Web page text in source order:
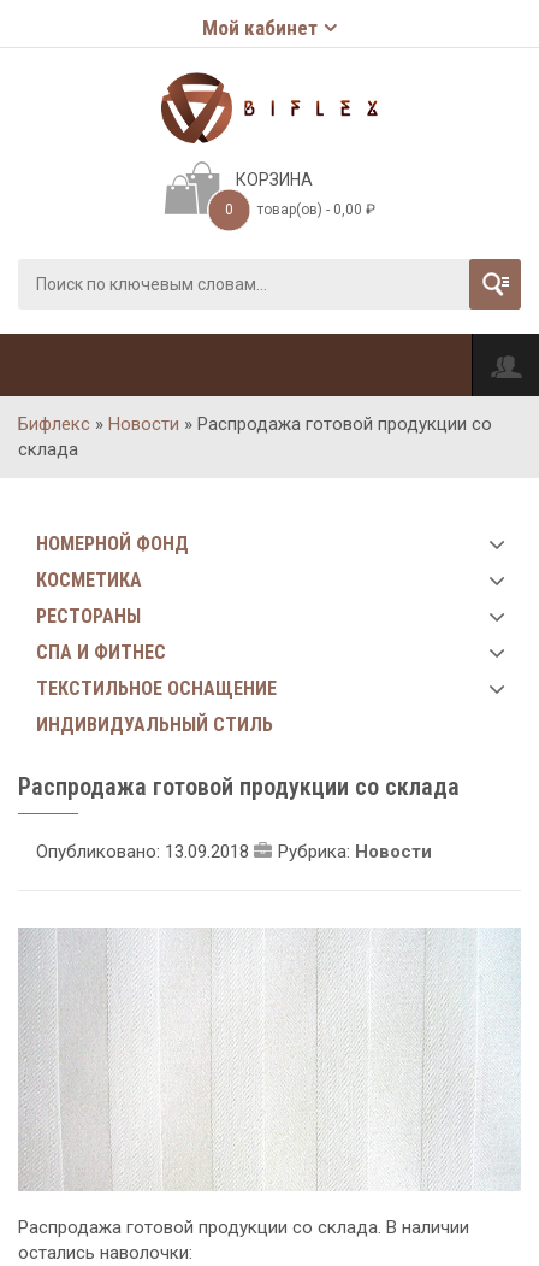
Мой кабинет
КОРЗИНА
0 товар(ов) - 0,00 ₽
Бифлекс » Новости » Распродажа готовой продукции со
склада
НОМЕРНОЙ ФОНД
КОСМЕТИКА
РЕСТОРАНЫ
СПА И ФИТНЕС
ТЕКСТИЛЬНОЕ ОСНАЩЕНИЕ
ИНДИВИДУАЛЬНЫЙ СТИЛЬ
Распродажа готовой продукции со склада
Опубликовано: 13.09.2018 Рубрика: Новости
Распродажа готовой продукции со склада. В наличии
остались наволочки: